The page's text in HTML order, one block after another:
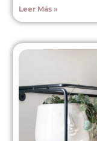
Leer Más »